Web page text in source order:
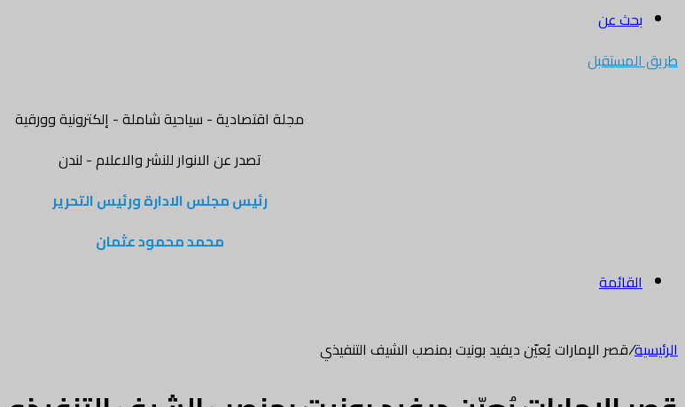
بحث عن
طريق المستقبل
مجلة اقتصادية - سياحية شاملة - إلكترونية وورقية
تصدر عن الانوار للنشر والاعلام - لندن
رئيس مجلس الادارة ورئيس التحرير
محمد محمود عثمان
القائمة
الرئيسية/قصر الإمارات يُعيّن ديفيد بونيت بمنصب الشيف التنفيذي